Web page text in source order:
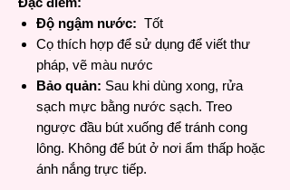
Độ ngậm nước: Tốt
Cọ thích hợp để sử dụng để viết thư
pháp, vẽ màu nước
Bảo quản: Sau khi dùng xong, rửa
sạch mực bằng nước sạch. Treo
ngược đầu bút xuống để tránh cong
lông. Không để bút ở nơi ẩm thấp hoặc
ánh nắng trực tiếp.